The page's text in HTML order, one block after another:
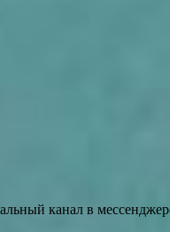
канал в